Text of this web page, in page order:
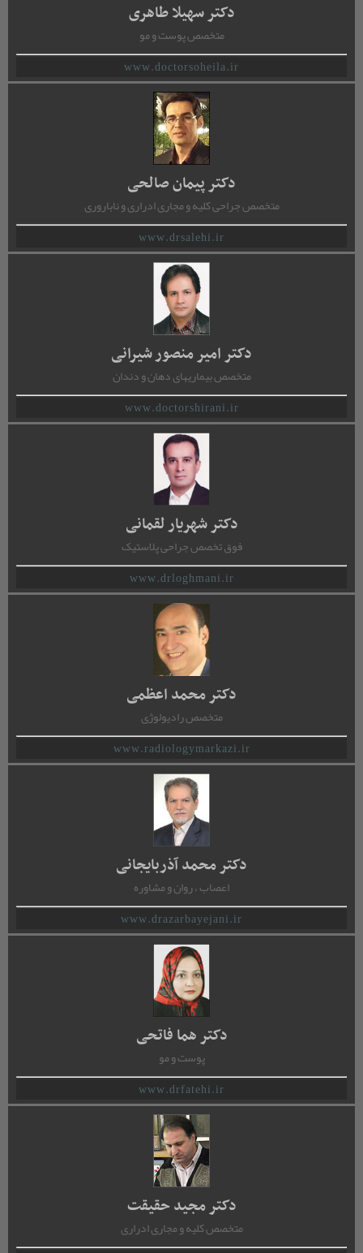
دکتر سهیلا طاهری
متخصص پوست و مو
www.doctorsoheila.ir
دکتر پیمان صالحی
متخصص جراحی کلیه و مجاری ادراری و ناباروری
www.drsalehi.ir
دکتر امیر منصور شیرانی
متخصص بیماریهای دهان و دندان
www.doctorshirani.ir
دکتر شهریار لقمانی
فوق تخصص جراحی پلاستیک
www.drloghmani.ir
دکتر محمد اعظمی
متخصص رادیولوژِی
www.radiologymarkazi.ir
دکتر محمد آذربایجانی
اعصاب ، روان و مشاوره
www.drazarbayejani.ir
دکتر هما فاتحی
پوست و مو
www.drfatehi.ir
دکتر مجید حقیقت
متخصص کلیه و مجاری ادراری